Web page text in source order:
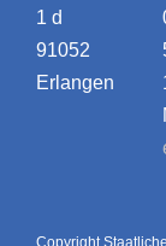
1 d
91052
Erlangen
Copyright